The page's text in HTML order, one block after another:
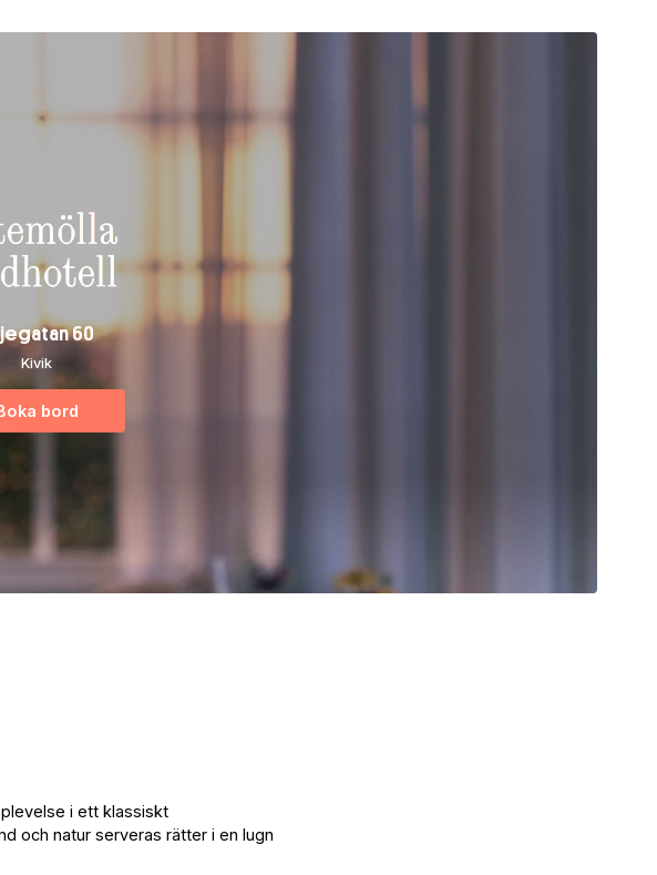
60
Kivik
bord
i ett klassiskt
och natur serveras rätter i en lugn